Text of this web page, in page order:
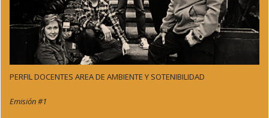
PERFIL DOCENTES AREA DE AMBIENTE Y SOTENIBILIDAD
Emisión #1